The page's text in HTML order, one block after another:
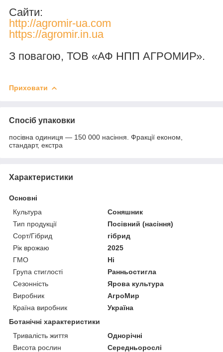
Сайти:
http://agromir-ua.com
https://agromir.in.ua
З повагою, ТОВ «АФ НПП АГРОМИР».
Приховати
Спосіб упаковки
посівна одиниця — 150 000 насіння. Фракції економ,
стандарт, екстра
Характеристики
Основні
Культура
Соняшник
Тип продукції
Посівний (насіння)
Сорт/Гібрид
гібрид
Рік врожаю
2025
ГМО
Ні
Група стиглості
Ранньостигла
Сезонність
Ярова культура
Виробник
АгроМир
Країна виробник
Україна
Ботанічні характеристики
Тривалість життя
Однорічні
Висота рослин
Середньорослі